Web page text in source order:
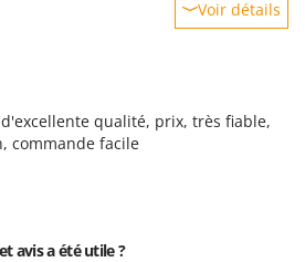
Voir détails
qualité, prix, très fiable,
commande facile
avis a été utile ?